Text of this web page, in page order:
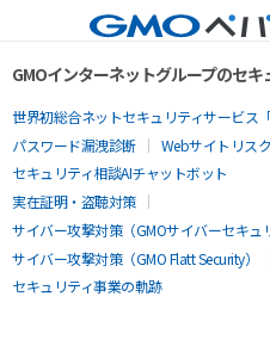
GMOインターネットグループのセ
世界初総合ネットセキュリティサービス
パスワード漏洩診断
Webサイトリス
セキュリティ相談AIチャットボット
実在証明・盗聴対策
サイバー攻撃対策（GMOサイバーセキュ
サイバー攻撃対策（GMO Flatt Security）
セキュリティ事業の軌跡